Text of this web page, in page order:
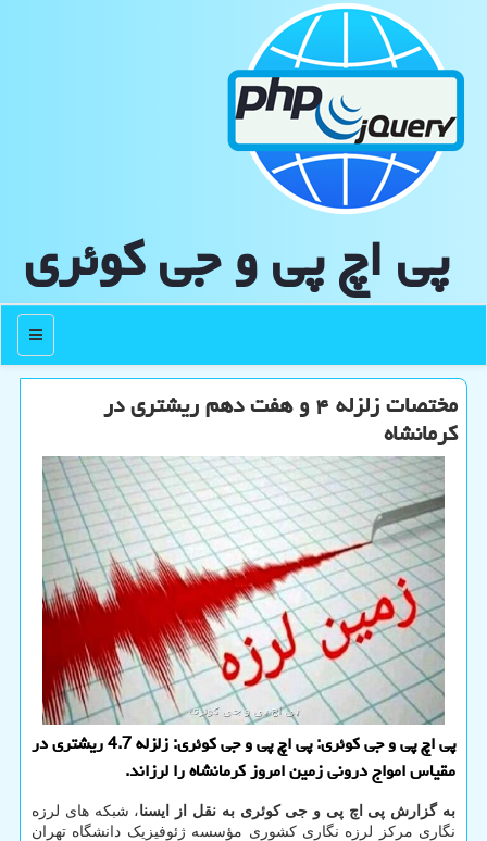
پی اچ پی و جی كوئری
منو
مختصات زلزله ۴ و هفت دهم ریشتری در
کرمانشاه
پی اچ پی و جی کوئری: پی اچ پی و جی کوئری: زلزله 4.7 ریشتری در
مقیاس امواج درونی زمین امروز کرمانشاه را لرزاند.
به گزارش پی اچ پی و جی کوئری به نقل از ایسنا، شبکه های لرزه
نگاری مرکز لرزه نگاری کشوری مؤسسه ژئوفیزیک دانشگاه تهران